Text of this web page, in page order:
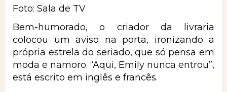
Foto: Sala de TV
Bem-humorado, o criador da livraria
colocou um aviso na porta, ironizando a
própria estrela do seriado, que só pensa em
moda e namoro. “Aqui, Emily nunca entrou”,
está escrito em inglês e francês.